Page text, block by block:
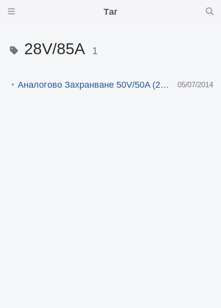
Таг
28V/85A 1
Аналогово Захранване 50V/50A (28V/85A) 05/07/2014